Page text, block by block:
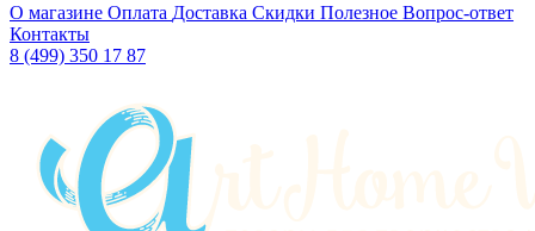
О магазине Оплата Доставка Скидки Полезное Вопрос-ответ
Контакты
8 (499) 350 17 87